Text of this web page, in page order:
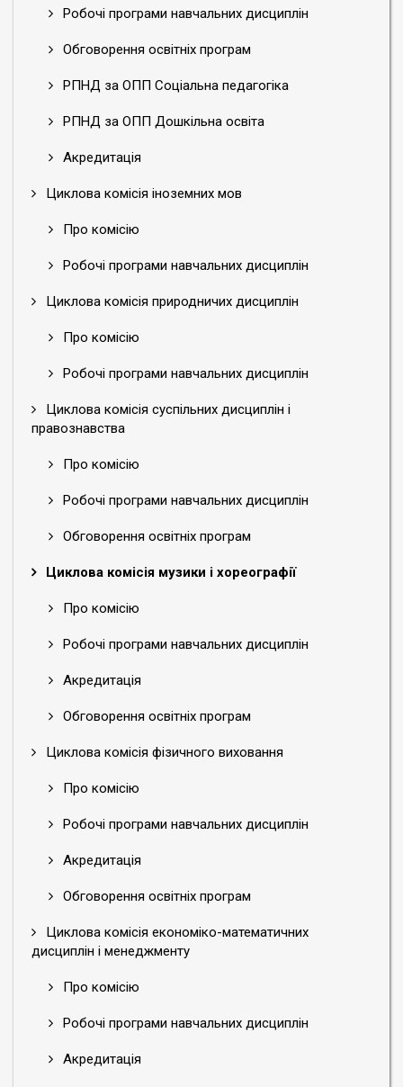
Робочі програми навчальних дисциплін
Обговорення освітніх програм
РПНД за ОПП Соціальна педагогіка
РПНД за ОПП Дошкільна освіта
Акредитація
Циклова комісія іноземних мов
Про комісію
Робочі програми навчальних дисциплін
Циклова комісія природничих дисциплін
Про комісію
Робочі програми навчальних дисциплін
Циклова комісія суспільних дисциплін і
правознавства
Про комісію
Робочі програми навчальних дисциплін
Обговорення освітніх програм
Циклова комісія музики і хореографії
Про комісію
Робочі програми навчальних дисциплін
Акредитація
Обговорення освітніх програм
Циклова комісія фізичного виховання
Про комісію
Робочі програми навчальних дисциплін
Акредитація
Обговорення освітніх програм
Циклова комісія економіко-математичних
дисциплін і менеджменту
Про комісію
Робочі програми навчальних дисциплін
Акредитація